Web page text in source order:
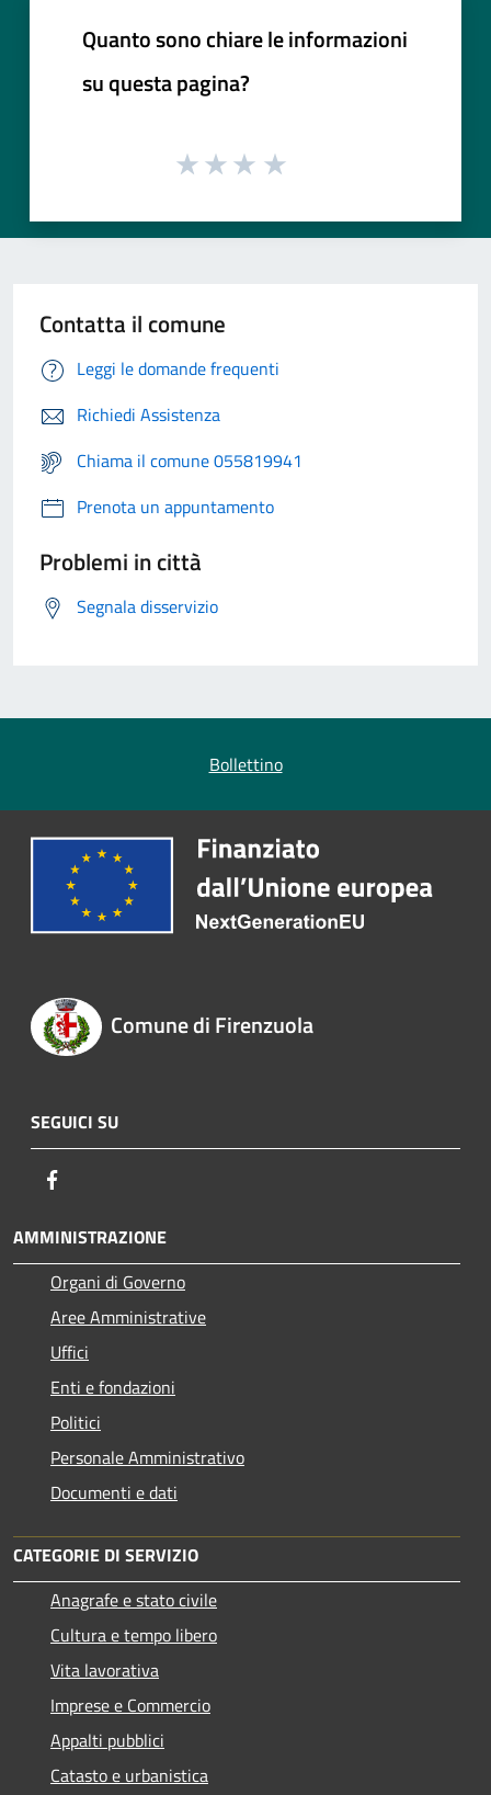
Quanto sono chiare le informazioni
su questa pagina?
Contatta il comune
Leggi le domande frequenti
Richiedi Assistenza
Chiama il comune 055819941
Prenota un appuntamento
Problemi in città
Segnala disservizio
Bollettino
Comune di Firenzuola
SEGUICI SU
AMMINISTRAZIONE
Organi di Governo
Aree Amministrative
Uffici
Enti e fondazioni
Politici
Personale Amministrativo
Documenti e dati
CATEGORIE DI SERVIZIO
Anagrafe e stato civile
Cultura e tempo libero
Vita lavorativa
Imprese e Commercio
Appalti pubblici
Catasto e urbanistica